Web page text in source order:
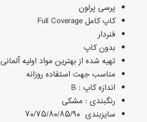
پرسی پرلون
کاپ کامل Full Coverage
فنردار
بدون کاپ
تهیه شده از بهترین مواد اولیه آلمانی
مناسب جهت استفاده روزانه
اندازه کاپ : B
رنگبندی : مشکی
سایزبندی ۷۰/۷۵/۸۰/۸۵/۹۰